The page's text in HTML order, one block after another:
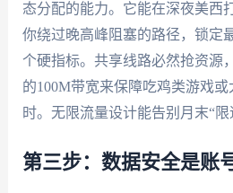
态分配的能力。它能在深夜美西
你绕过晚高峰阻塞的路径，锁定
个硬指标。共享线路必然抢资源
的100M带宽来保障吃鸡类游戏
时。无限流量设计能告别月末“限
第三步：数据安全是账